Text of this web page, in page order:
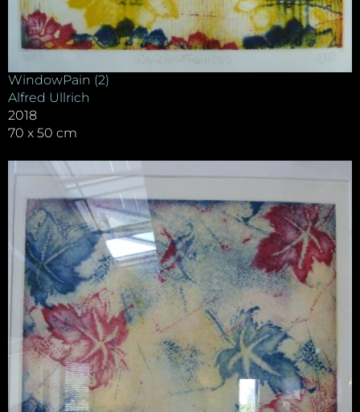
WindowPain (2)
Alfred Ullrich
2018
70 x 50 cm